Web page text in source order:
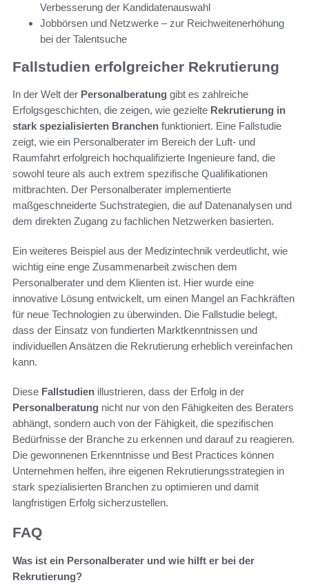
Verbesserung der Kandidatenauswahl
Jobbörsen und Netzwerke – zur Reichweitenerhöhung
bei der Talentsuche
Fallstudien erfolgreicher Rekrutierung
In der Welt der Personalberatung gibt es zahlreiche
Erfolgsgeschichten, die zeigen, wie gezielte Rekrutierung in
stark spezialisierten Branchen funktioniert. Eine Fallstudie
zeigt, wie ein Personalberater im Bereich der Luft- und
Raumfahrt erfolgreich hochqualifizierte Ingenieure fand, die
sowohl teure als auch extrem spezifische Qualifikationen
mitbrachten. Der Personalberater implementierte
maßgeschneiderte Suchstrategien, die auf Datenanalysen und
dem direkten Zugang zu fachlichen Netzwerken basierten.
Ein weiteres Beispiel aus der Medizintechnik verdeutlicht, wie
wichtig eine enge Zusammenarbeit zwischen dem
Personalberater und dem Klienten ist. Hier wurde eine
innovative Lösung entwickelt, um einen Mangel an Fachkräften
für neue Technologien zu überwinden. Die Fallstudie belegt,
dass der Einsatz von fundierten Marktkenntnissen und
individuellen Ansätzen die Rekrutierung erheblich vereinfachen
kann.
Diese Fallstudien illustrieren, dass der Erfolg in der
Personalberatung nicht nur von den Fähigkeiten des Beraters
abhängt, sondern auch von der Fähigkeit, die spezifischen
Bedürfnisse der Branche zu erkennen und darauf zu reagieren.
Die gewonnenen Erkenntnisse und Best Practices können
Unternehmen helfen, ihre eigenen Rekrutierungsstrategien in
stark spezialisierten Branchen zu optimieren und damit
langfristigen Erfolg sicherzustellen.
FAQ
Was ist ein Personalberater und wie hilft er bei der
Rekrutierung?